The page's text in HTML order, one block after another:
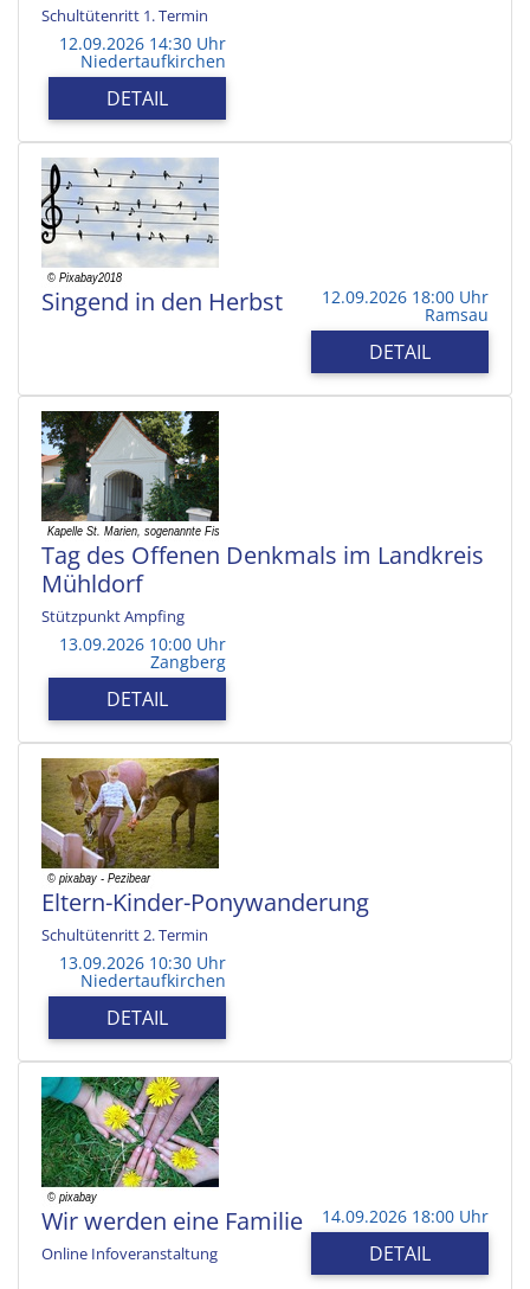
Schultütenritt 1. Termin
12.09.2026 14:30 Uhr
Niedertaufkirchen
DETAIL
Singend in den Herbst 12.09.2026 18:00 Uhr
Ramsau
DETAIL
Tag des Offenen Denkmals im Landkreis
Mühldorf
Stützpunkt Ampfing
13.09.2026 10:00 Uhr
Zangberg
DETAIL
Eltern-Kinder-Ponywanderung
Schultütenritt 2. Termin
13.09.2026 10:30 Uhr
Niedertaufkirchen
DETAIL
Wir werden eine Familie
Online Infoveranstaltung
14.09.2026 18:00 Uhr
DETAIL